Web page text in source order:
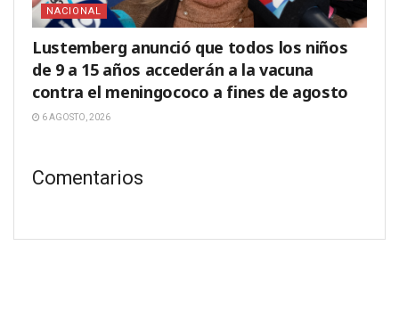
NACIONAL
Lustemberg anunció que todos los niños
de 9 a 15 años accederán a la vacuna
contra el meningococo a fines de agosto
6 AGOSTO, 2026
Comentarios